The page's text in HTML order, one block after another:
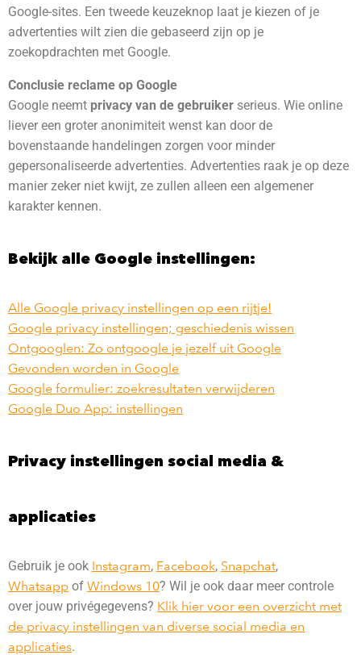
Google-sites. Een tweede keuzeknop laat je kiezen of je
advertenties wilt zien die gebaseerd zijn op je
zoekopdrachten met Google.
Conclusie reclame op Google
Google neemt privacy van de gebruiker serieus. Wie online
liever een groter anonimiteit wenst kan door de
bovenstaande handelingen zorgen voor minder
gepersonaliseerde advertenties. Advertenties raak je op deze
manier zeker niet kwijt, ze zullen alleen een algemener
karakter kennen.
Bekijk alle Google instellingen:
Alle Google privacy instellingen op een rijtje!
Google privacy instellingen; geschiedenis wissen
Ontgooglen: Zo ontgoogle je jezelf uit Google
Gevonden worden in Google
Google formulier: zoekresultaten verwijderen
Google Duo App: instellingen
Privacy instellingen social media &
applicaties
Gebruik je ook Instagram, Facebook, Snapchat,
Whatsapp of Windows 10? Wil je ook daar meer controle
over jouw privégegevens? Klik hier voor een overzicht met
de privacy instellingen van diverse social media en
applicaties.